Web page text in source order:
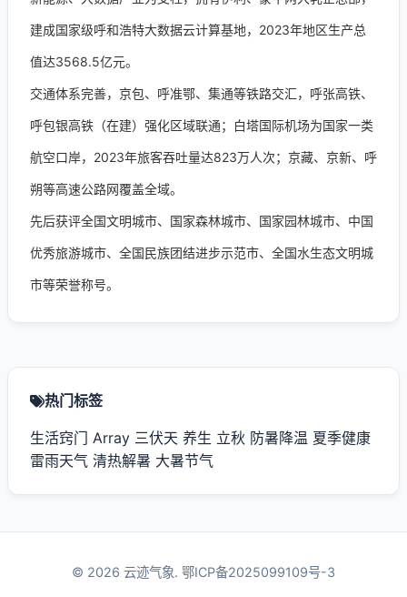
建成国家级呼和浩特大数据云计算基地，2023年地区生产总
值达3568.5亿元。
交通体系完善，京包、呼准鄂、集通等铁路交汇，呼张高铁、
呼包银高铁（在建）强化区域联通；白塔国际机场为国家一类
航空口岸，2023年旅客吞吐量达823万人次；京藏、京新、呼
朔等高速公路网覆盖全域。
先后获评全国文明城市、国家森林城市、国家园林城市、中国
优秀旅游城市、全国民族团结进步示范市、全国水生态文明城
市等荣誉称号。
热门标签
生活窍门 Array 三伏天 养生 立秋 防暑降温 夏季健康
雷雨天气 清热解暑 大暑节气
© 2026 云迹气象. 鄂ICP备2025099109号-3